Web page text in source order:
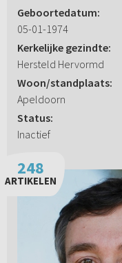
Geboortedatum:
05-01-1974
Kerkelijke gezindte:
Hersteld Hervormd
Woon/standplaats:
Apeldoorn
Status:
Inactief
248
ARTIKELEN